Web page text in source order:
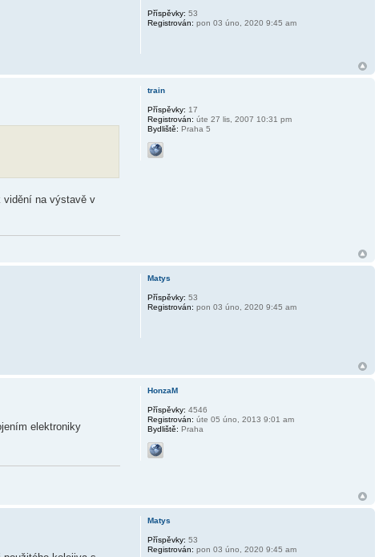
Příspěvky: 53
Registrován: pon 03 úno, 2020 9:45 am
vidění na výstavě v
train
Příspěvky: 17
Registrován: úte 27 lis, 2007 10:31 pm
Bydliště: Praha 5
Matys
Příspěvky: 53
Registrován: pon 03 úno, 2020 9:45 am
elektroniky
HonzaM
Příspěvky: 4546
Registrován: úte 05 úno, 2013 9:01 am
Bydliště: Praha
Matys
Příspěvky: 53
Registrován: pon 03 úno, 2020 9:45 am